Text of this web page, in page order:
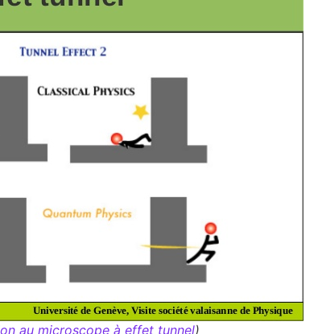
au microscope à effet tunnel)